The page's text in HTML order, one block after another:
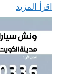
اقرأ المزيد